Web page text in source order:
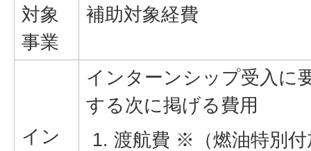
対象
事業
補助対象経費
イン
インターンシップ受入に
する次に掲げる費用
渡航費 ※（燃油特別付